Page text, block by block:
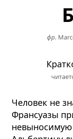
фр.
Человек не
Франсуазы
невыносимую